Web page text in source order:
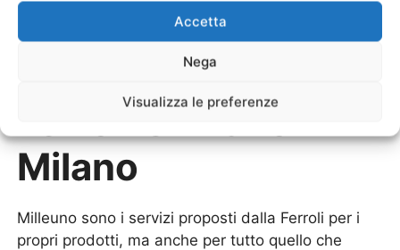
Accetta
Nega
Visualizza le preferenze
Assistenza Caldaie
Ferroli Cimiano
Milano
Milleuno sono i servizi proposti dalla Ferroli per i
propri prodotti, ma anche per tutto quello che